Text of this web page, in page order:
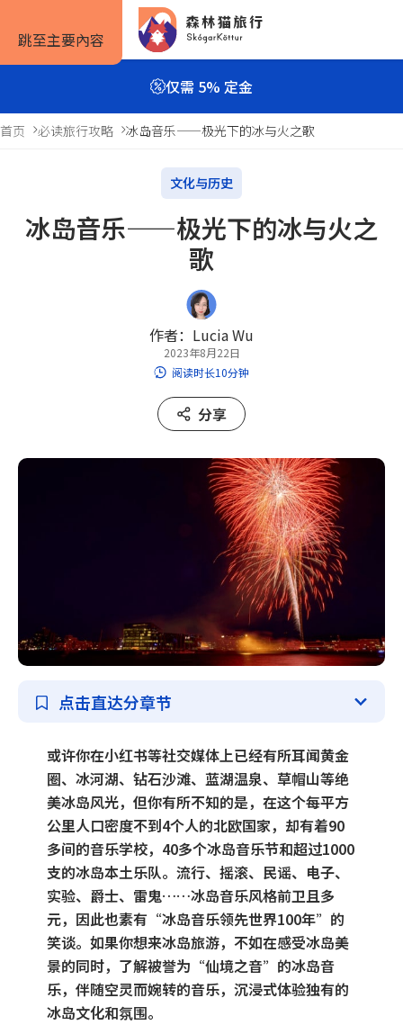
跳至主要內容
蓝冰洞
中国春节
中国国庆
自驾套餐
旅行攻略
如何预订
仅需 5% 定金
首页 必读旅行攻略 冰岛音乐——极光下的冰与火之歌
文化与历史
冰岛音乐——极光下的冰与火之
歌
阅读时长10分钟
作者：Lucia Wu
2023年8月22日
分享
点击直达分章节
或许你在小红书等社交媒体上已经有所耳闻黄金
圈、冰河湖、钻石沙滩、蓝湖温泉、草帽山等绝
美冰岛风光，但你有所不知的是，在这个每平方
公里人口密度不到4个人的北欧国家，却有着90
多间的音乐学校，40多个冰岛音乐节和超过1000
支的冰岛本土乐队。流行、摇滚、民谣、电子、
实验、爵士、雷鬼……冰岛音乐风格前卫且多
元，因此也素有“冰岛音乐领先世界100年”的
笑谈。如果你想来冰岛旅游，不如在感受冰岛美
景的同时，了解被誉为“仙境之音”的冰岛音
乐，伴随空灵而婉转的音乐，沉浸式体验独有的
冰岛文化和氛围。